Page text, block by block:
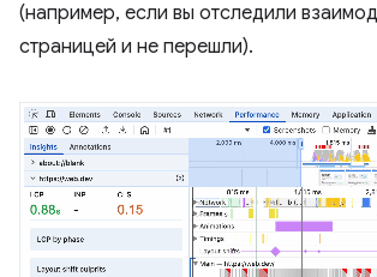
(например, если вы отследили
страницей и не перешли).